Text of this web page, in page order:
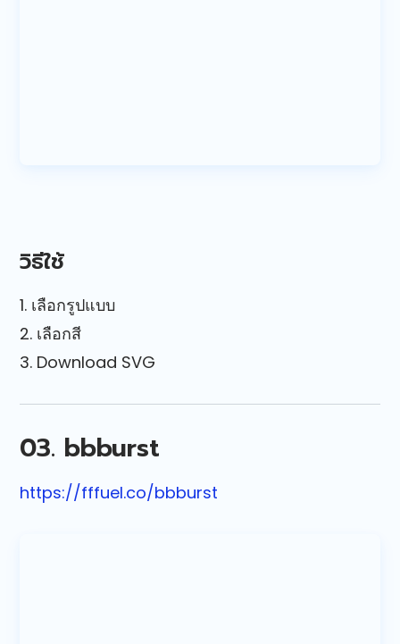
วิธีใช้
1. เลือกรูปแบบ
2. เลือกสี
3. Download SVG
03. bbburst
https://fffuel.co/bbburst